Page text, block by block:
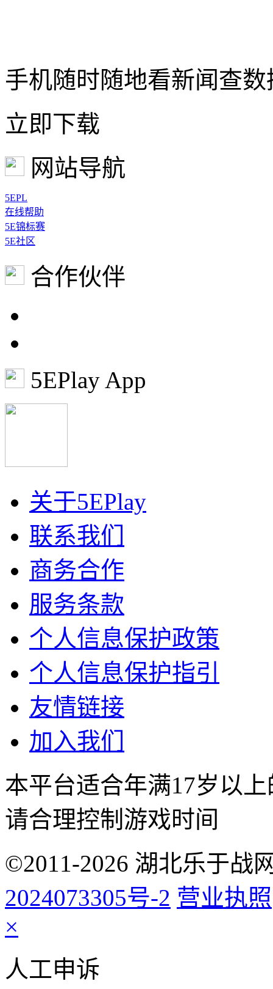
手机随时随地看新闻查数
立即下载
网站导航
5EPL
在线帮助
5E锦标赛
5E社区
合作伙伴
5EPlay App
关于5EPlay
联系我们
商务合作
服务条款
个人信息保护政策
个人信息保护指引
友情链接
加入我们
本平台适合年满17岁以
请合理控制游戏时间
©2011-2026 湖北乐于战
2024073305号-2 营业执照
×
人工申诉